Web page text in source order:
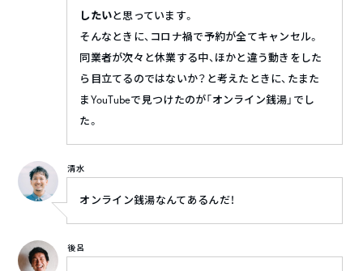
したいと思っています。
そんなときに、コロナ禍で予約が全てキャンセル。
同業者が次々と休業する中、ほかと違う動きをした
ら目立てるのではないか？と考えたときに、たまた
まYouTubeで見つけたのが「オンライン銭湯」でし
た。
清水
オンライン銭湯なんてあるんだ！
後呂